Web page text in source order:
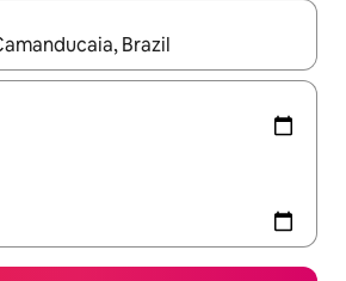
a felfelé és a lefelé nyíllal